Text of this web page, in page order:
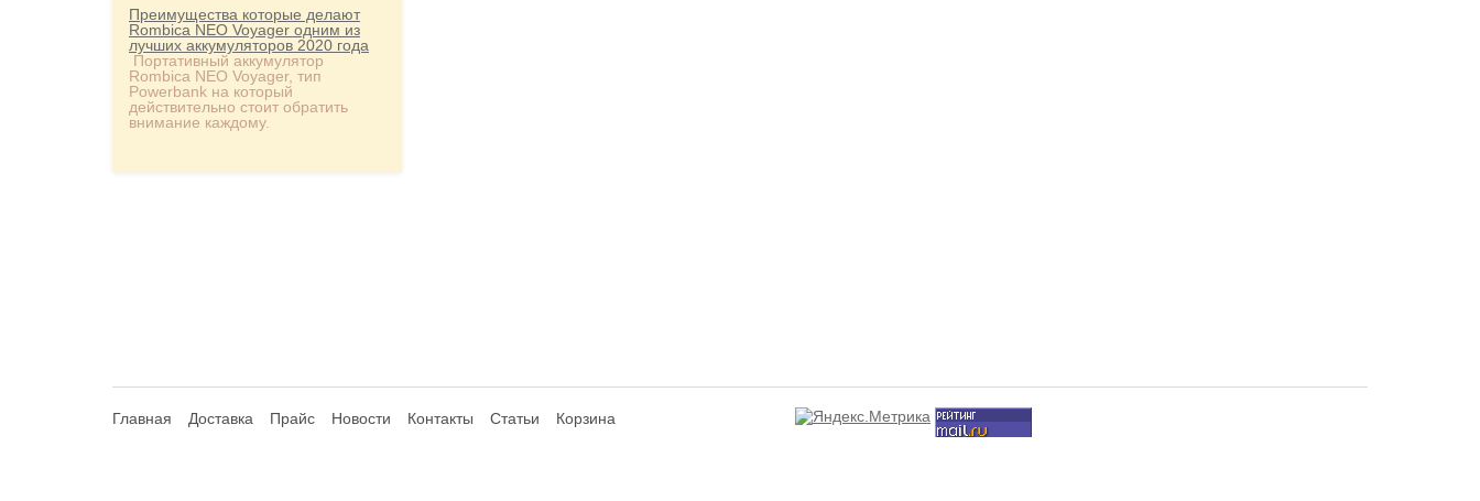
Преимущества которые делают
Rombica NEO Voyager одним из
лучших аккумуляторов 2020 года
Портативный аккумулятор
Rombica NEO Voyager, тип
Powerbank на который
действительно стоит обратить
внимание каждому.
Главная Доставка Прайс Новости Контакты Статьи Корзина